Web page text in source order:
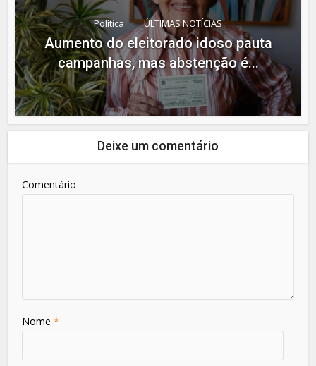
Política ÚLTIMAS NOTÍCIAS
Aumento do eleitorado idoso pauta
campanhas, mas abstenção é...
Deixe um comentário
Comentário
Nome*